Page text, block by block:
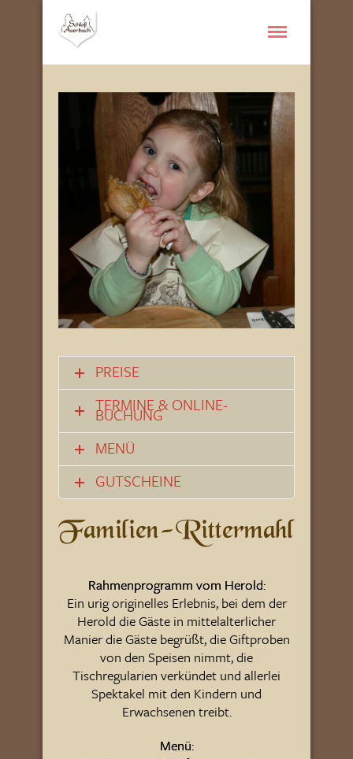
PREISE
TERMINE & ONLINE-
BUCHUNG
MENÜ
GUTSCHEINE
Familien-Rittermahl
Rahmenprogramm vom Herold:
Ein urig originelles Erlebnis, bei dem der
Herold die Gäste in mittelalterlicher
Manier die Gäste begrüßt, die Giftproben
von den Speisen nimmt, die
Tischregularien verkündet und allerlei
Spektakel mit den Kindern und
Erwachsenen treibt.
Menü: